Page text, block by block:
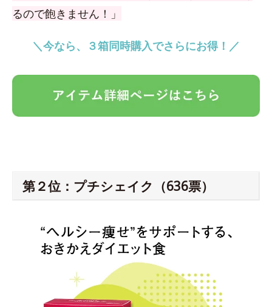
るので飽きません！」
＼今なら、３箱同時購入でさらにお得！／
第２位：プチシェイク（636票）